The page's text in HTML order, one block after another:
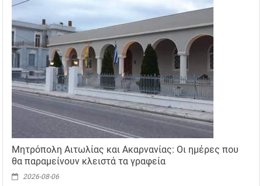
Μητρόπολη Αιτωλίας και Ακαρνανίας: Οι ημέρες που
θα παραμείνουν κλειστά τα γραφεία
2026-08-06